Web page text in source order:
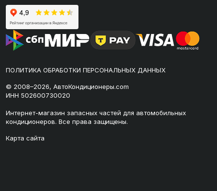
ПОЛИТИКА ОБРАБОТКИ ПЕРСОНАЛЬНЫХ ДАННЫХ
© 2008–2026, АвтоКондиционеры.com
ИНН 502600730020
Интернет-магазин запасных частей для автомобильных
кондиционеров. Все права защищены.
Карта сайта